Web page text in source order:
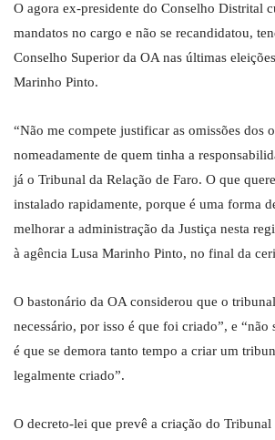
O agora ex-presidente do Conselho Distrital
mandatos no cargo e não se recandidatou,
Conselho Superior da OA nas últimas
Marinho Pinto.
“Não me compete justificar as omissões dos
nomeadamente de quem tinha a
já o Tribunal da Relação de Faro. O que
instalado rapidamente, porque é uma forma
melhorar a administração da Justiça nesta
à agência Lusa Marinho Pinto, no final da
O bastonário da OA considerou que o
necessário, por isso é que foi criado”, e “não
é que se demora tanto tempo a criar um
legalmente criado”.
O decreto-lei que prevê a criação do Tribunal